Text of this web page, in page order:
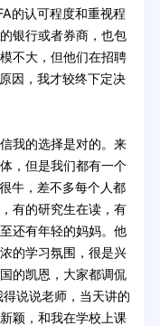
的认可程度和重视程
银行或者券商，也包
不大，但他们在招聘
因，我才较终下定决
我的选择是对的。来
，但是我们都有一个
牛，差不多每个人都
有的研究生在读，有
还有年轻的妈妈。他
的学习氛围，很是兴
的凯恩，大家都调侃
说说老师，当天讲的
颖，和我在学校上课